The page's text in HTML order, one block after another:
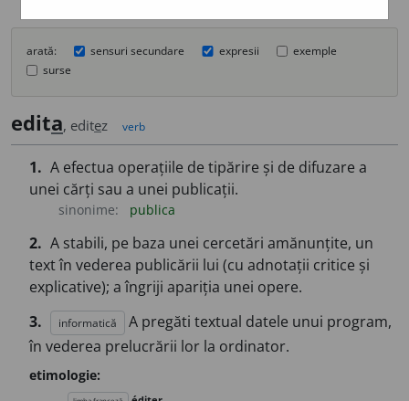
arată: sensuri secundare expresii
exemple
surse
edita, editez verb
1. A efectua operațiile de tipărire și de difuzare a
unei cărți sau a unei publicații.
sinonime: publica
2. A stabili, pe baza unei cercetări amănunțite, un
text în vederea publicării lui (cu adnotații critice și
explicative); a îngriji apariția unei opere.
3.
informatică
A pregăti textual datele unui program,
în vederea prelucrării lor la ordinator.
etimologie: